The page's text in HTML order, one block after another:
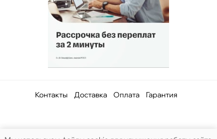
Контакты Доставка Оплата Гарантия